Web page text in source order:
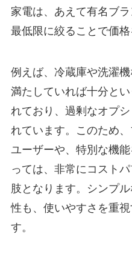
家電は、あえて有名ブ
最低限に絞ることで価格
例えば、冷蔵庫や洗濯
満たしていれば十分と
れており、過剰なオプ
れています。このため
ユーザーや、特別な機
っては、非常にコスト
肢となります。シンプ
性も、使いやすさを重
す。